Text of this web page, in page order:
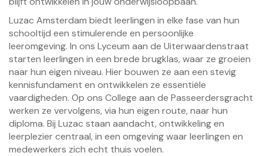
Luzac Amsterdam biedt leerlingen in elke fase van hun
schooltijd een stimulerende en persoonlijke
leeromgeving. In ons Lyceum aan de Uiterwaardenstraat
starten leerlingen in een brede brugklas, waar ze groeien
naar hun eigen niveau. Hier bouwen ze aan een stevig
kennisfundament en ontwikkelen ze essentiële
vaardigheden. Op ons College aan de Passeerdersgracht
werken ze vervolgens, via hun eigen route, naar hun
diploma. Bij Luzac staan aandacht, ontwikkeling en
leerplezier centraal, in een omgeving waar leerlingen en
medewerkers zich echt thuis voelen.